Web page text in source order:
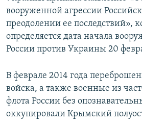
вооруженной агрессии
преодолении ее последствий»,
определяется дата начала
России против Украины 20
В феврале 2014 года
войска, а также военные из
флота России без
оккупировали Крымский